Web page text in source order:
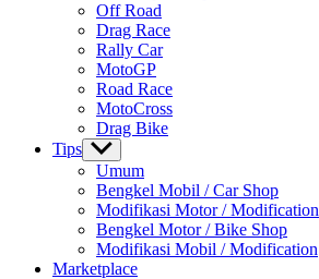
Off Road
Drag Race
Rally Car
MotoGP
Road Race
MotoCross
Drag Bike
Tips Show
sub
menu
Umum
Bengkel Mobil / Car Shop
Modifikasi Motor / Modification
Bengkel Motor / Bike Shop
Modifikasi Mobil / Modification
Marketplace